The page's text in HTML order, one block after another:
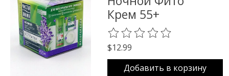
Крем 55+
The rating of this product is
$12.99
Добавить в корзину